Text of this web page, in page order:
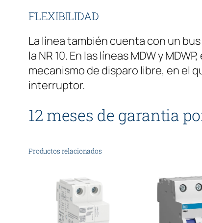
FLEXIBILIDAD
La línea también cuenta con un
la NR 10. En las líneas MDW y
mecanismo de disparo libre, en el
interruptor.
12 meses de garantia
Productos relacionados